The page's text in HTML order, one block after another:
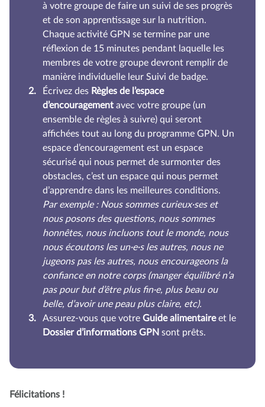
à votre groupe de faire un suivi de ses progrès
et de son apprentissage sur la nutrition.
Chaque activité GPN se termine par une
réflexion de 15 minutes pendant laquelle les
membres de votre groupe devront remplir de
manière individuelle leur Suivi de badge.
Écrivez des Règles de l’espace
d’encouragement avec votre groupe (un
ensemble de règles à suivre) qui seront
affichées tout au long du programme GPN. Un
espace d’encouragement est un espace
sécurisé qui nous permet de surmonter des
obstacles, c’est un espace qui nous permet
d’apprendre dans les meilleures conditions.
Par exemple : Nous sommes curieux·ses et
nous posons des questions, nous sommes
honnêtes, nous incluons tout le monde, nous
nous écoutons les un·e·s les autres, nous ne
jugeons pas les autres, nous encourageons la
confiance en notre corps (manger équilibré n’a
pas pour but d’être plus fin·e, plus beau ou
belle, d’avoir une peau plus claire, etc).
Assurez-vous que votre Guide alimentaireet le
Dossier d’informations GPN sont prêts.
Félicitations !